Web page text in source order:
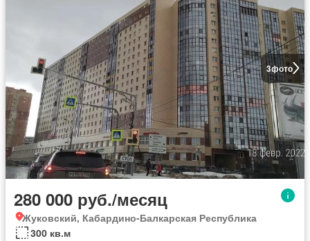
3фото
280 000 руб./месяц
Жуковский, Кабардино-Балкарская Республика
300 кв.м